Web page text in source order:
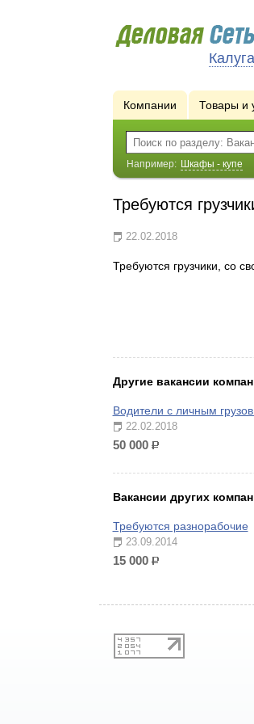
Калуга
Компании Товары и
Например: Шкафы - купе
Требуются
22.02.2018
Требуются грузчики, со
Другие вакансии
Водители с личным
22.02.2018
50 000 р.
Вакансии других
Требуются разнорабочие
23.09.2014
15 000 р.